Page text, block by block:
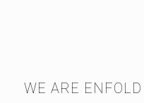
WE ARE